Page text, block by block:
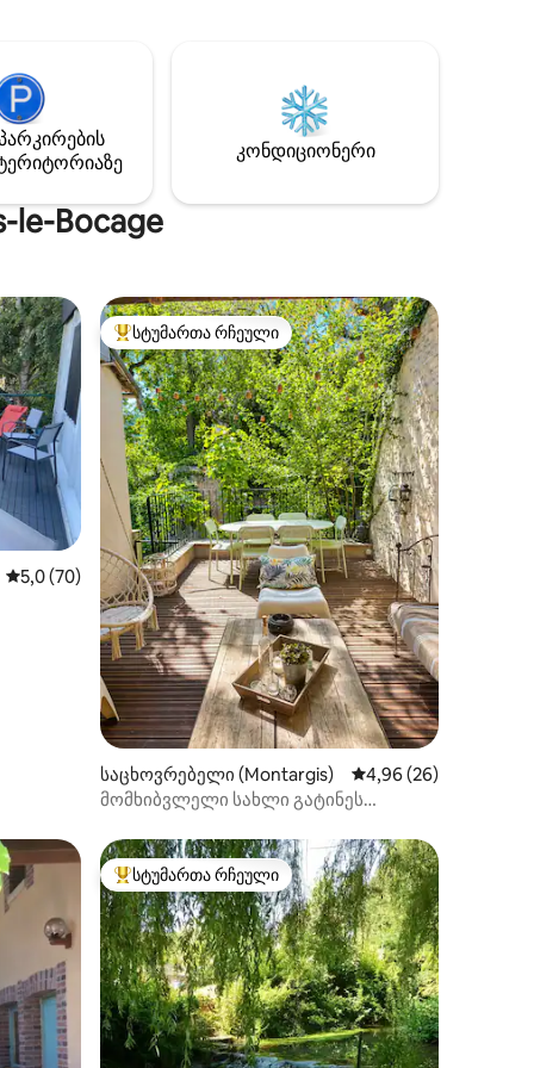
და
რაც
სავალზე და Auxerre-დან 40 წუთის
სავალზე Ჰიდრომასაჟიანი აუზი 4
ადამიანი 2 დიდი საძინებელი.
Ყველაფერი, რაც დაუვიწყარი დროის
გასატარებლად გჭირდებათ.
კონდიციონერი
le-Bocage
საშუალო შეფასებაა 5‑დან 5,0, 70 მიმოხილვა
5,0 (70)
სტუმართა რჩეული მოწინავე ვარიანტი
სტუმართა რჩეული
საცხოვრებელი (Montargis) საშუალო შეფასებაა
4,96 (26)
მომხიბვლელი სახლი გატინეს
სტუმართა რჩეული მოწინავე ვარიანტი
სტუმართა რჩეული